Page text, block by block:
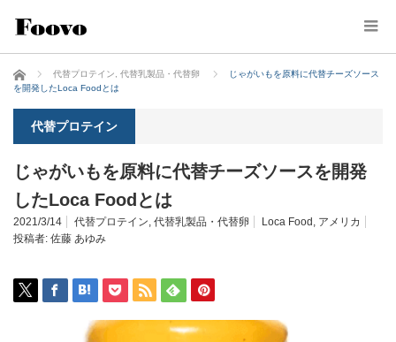
ホーム 代替プロテイン 代替乳製品・代替卵
じゃがいもを原料に代替チーズソース
を開発したLoca Foodとは
代替プロテイン
じゃがいもを原料に代替チーズソースを開発
したLoca Foodとは
2021/3/14 代替プロテイン, 代替乳製品・代替卵 Loca Food , アメリカ
投稿者: 佐藤 あゆみ